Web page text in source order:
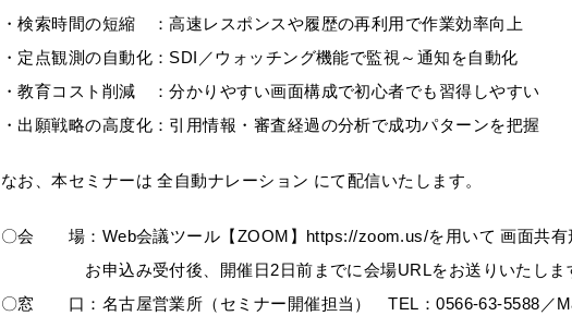
・検索時間の短縮 ：高速レスポンスや履歴の再利用で作業効率向上
・定点観測の自動化：SDI／ウォッチング機能で監視～通知を自動化
・教育コスト削減 ：分かりやすい画面構成で初心者でも習得しやすい
・出願戦略の高度化：引用情報・審査経過の分析で成功パターンを把握
なお、本セミナーは 全自動ナレーション にて配信いたします。
〇会 場：Web会議ツール【ZOOM】https://zoom.us/を用いて 画面共有
お申込み受付後、開催日2日前までに会場URLをお送りいたしま
〇窓 口：名古屋営業所（セミナー開催担当） TEL：0566-63-5588／